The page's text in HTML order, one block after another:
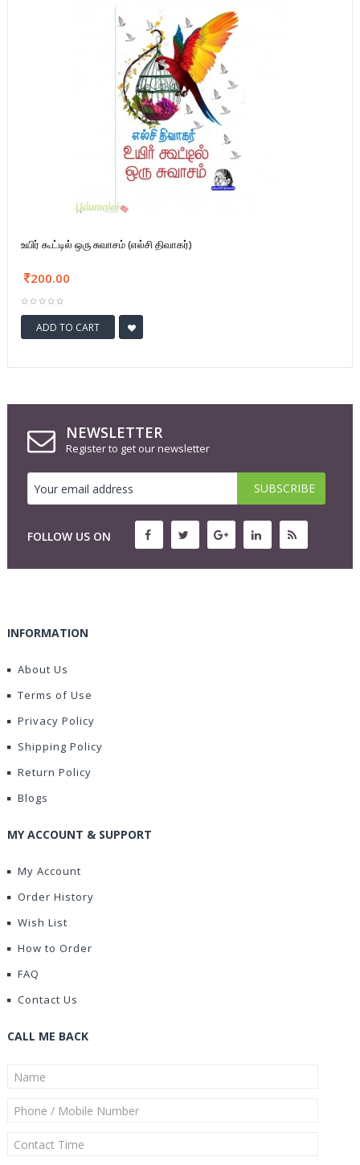
உயிர் கூட்டில் ஒரு சுவாசம் (எல்சி திவாகர்)
200.00
ADD TO CART
NEWSLETTER
Register to get our newsletter
FOLLOW US ON
INFORMATION
About Us
Terms of Use
Privacy Policy
Shipping Policy
Return Policy
Blogs
MY ACCOUNT & SUPPORT
My Account
Order History
Wish List
How to Order
FAQ
Contact Us
CALL ME BACK